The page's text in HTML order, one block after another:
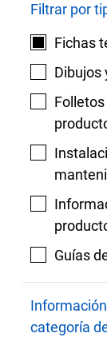
Filtrar por
Fichas
Dibujos
Guías
categoría